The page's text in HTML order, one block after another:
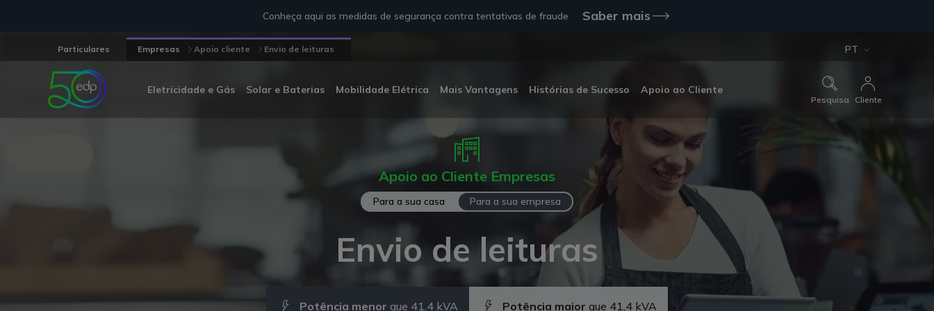
Conheça aqui as medidas de segurança contra tentativas de fraude Saber mais
Particulares Empresas Apoio cliente Envio de leituras PT
Eletricidade e Gás Solar e Baterias Mobilidade Elétrica Mais Vantagens Histórias de Sucesso Apoio ao Cliente
Pesquisa Cliente
Apoio ao Cliente Empresas
Para a sua casa Para a sua empresa
Envio de leituras
Potência menor que 41,4 kVA Potência maior que 41,4 kVA